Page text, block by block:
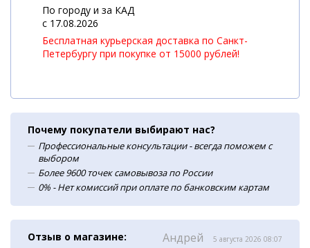
По городу и за КАД
c 17.08.2026
Бесплатная курьерская доставка по Санкт-
Петербургу при покупке от 15000 рублей!
Почему покупатели выбирают нас?
Профессиональные консультации - всегда поможем с
выбором
Более 9600 точек самовывоза по России
0% - Нет комиссий при оплате по банковским картам
Отзыв о магазине: Андрей 5 августа 2026 08:07